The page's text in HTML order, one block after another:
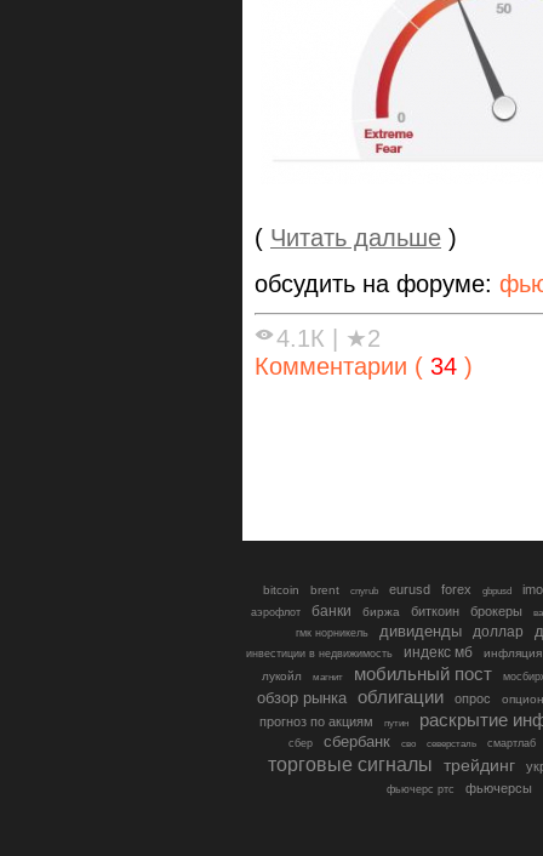
( Читать дальше )
обсудить на форуме:
4.1К
★2
Комментарии ( 34 )
bitcoin brent cnyrub eurusd forex gbpusd
аэрофлот банки биржа биткоин брокеры
гмк норникель
дивиденды доллар
инвестиции в недвижимость индекс мб
инфляция
лукойл
магнит мобильный пост
обзор рынка облигации опрос
прогноз по акциям путин раскрытие
сбер сбербанк сво северсталь смартлаб
торговые сигналы трейдинг
фьючерс ртс фьючерсы